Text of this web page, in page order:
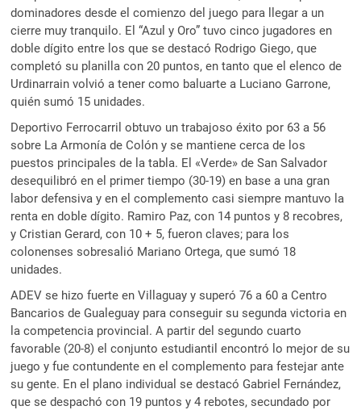
dominadores desde el comienzo del juego para llegar a un
cierre muy tranquilo. El “Azul y Oro” tuvo cinco jugadores en
doble dígito entre los que se destacó Rodrigo Giego, que
completó su planilla con 20 puntos, en tanto que el elenco de
Urdinarrain volvió a tener como baluarte a Luciano Garrone,
quién sumó 15 unidades.
Deportivo Ferrocarril obtuvo un trabajoso éxito por 63 a 56
sobre La Armonía de Colón y se mantiene cerca de los
puestos principales de la tabla. El «Verde» de San Salvador
desequilibró en el primer tiempo (30-19) en base a una gran
labor defensiva y en el complemento casi siempre mantuvo la
renta en doble dígito. Ramiro Paz, con 14 puntos y 8 recobres,
y Cristian Gerard, con 10 + 5, fueron claves; para los
colonenses sobresalió Mariano Ortega, que sumó 18
unidades.
ADEV se hizo fuerte en Villaguay y superó 76 a 60 a Centro
Bancarios de Gualeguay para conseguir su segunda victoria en
la competencia provincial. A partir del segundo cuarto
favorable (20-8) el conjunto estudiantil encontró lo mejor de su
juego y fue contundente en el complemento para festejar ante
su gente. En el plano individual se destacó Gabriel Fernández,
que se despachó con 19 puntos y 4 rebotes, secundado por